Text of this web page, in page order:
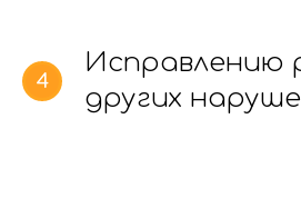
Исправлению
других